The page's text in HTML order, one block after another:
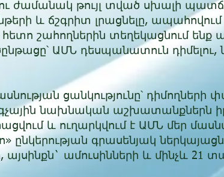
ժամանակ թույլ տված սխալի
և ճշգրիտ լրացնելը, ապահովում
շահողներին տեղեկացնում ենք
ԱՄՆ դեսպանատուն դիմելու,
ցանկությունը՝ դիմողների
նախնական աշխատանքներն
և ուղարկվում է ԱՄՆ մեր
ընկերության գրասենյակ
այսինքն` ամուսինների և մինչև 21